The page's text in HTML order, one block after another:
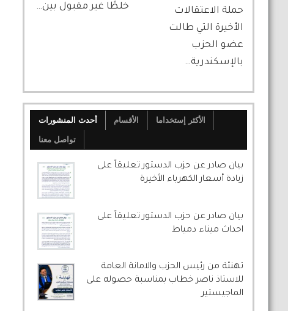
خلطًا غير مقبول بين…
حملة الاعتقالات
الأخيرة التي طالت
عضو الحزب
بالإسكندرية…
أحدث المنشورات الأقسام الأكثر إستخداما
تواصل معنا
بيان صادر عن حزب الدستور تعليقاً على
زيادة أسعار الكهرباء الأخيرة
بيان صادر عن حزب الدستور تعليقاً على
احداث ميناء دمياط
تهنئة من رئيس الحزب والامانة العامة
للاستاذ ناصر خطاب بمناسبة حصوله على
الماجيستير